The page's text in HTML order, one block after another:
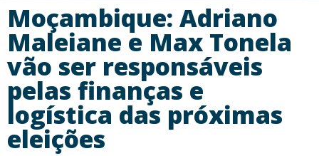
Moçambique: Adriano
Maleiane e Max Tonela
vão ser responsáveis
pelas finanças e
logística das próximas
eleições